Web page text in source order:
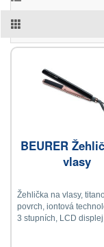
BEURER
vlasy
Žehlička na vlasy,
povrch, iontová
3 stupních, LCD